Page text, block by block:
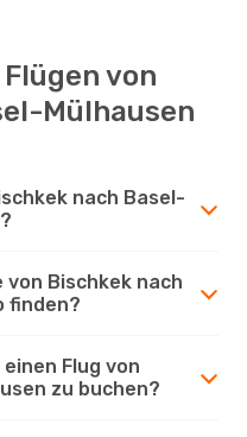
von
Mülhausen
nach Basel-
von Bischkek nach
finden?
Flug von
zu buchen?